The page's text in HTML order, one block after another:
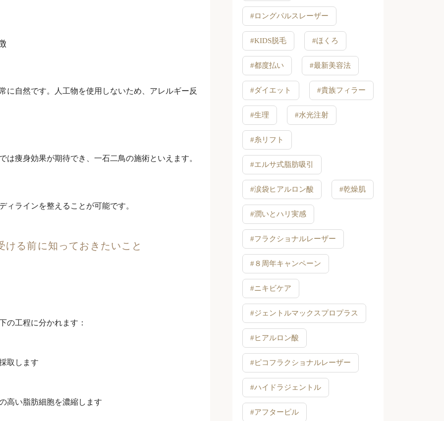
に自然です。人工物を使用しないため、アレルギー反
痩身効果が期待でき、一石二鳥の施術といえます。
ィラインを整えることが可能です。
る前に知っておきたいこと
の工程に分かれます：
取します
高い脂肪細胞を濃縮します
#ロングパルスレーザー
#KIDS脱毛 #ほくろ
#都度払い #最新美容法
#ダイエット #貴族フィラー
#生理 #水光注射
#糸リフト
#エルサ式脂肪吸引
#涙袋ヒアルロン酸 #乾燥肌
#潤いとハリ実感
#フラクショナルレーザー
#８周年キャンペーン
#ニキビケア
#ジェントルマックスプロプラス
#ヒアルロン酸
#ピコフラクショナルレーザー
#ハイドラジェントル
#アフターピル